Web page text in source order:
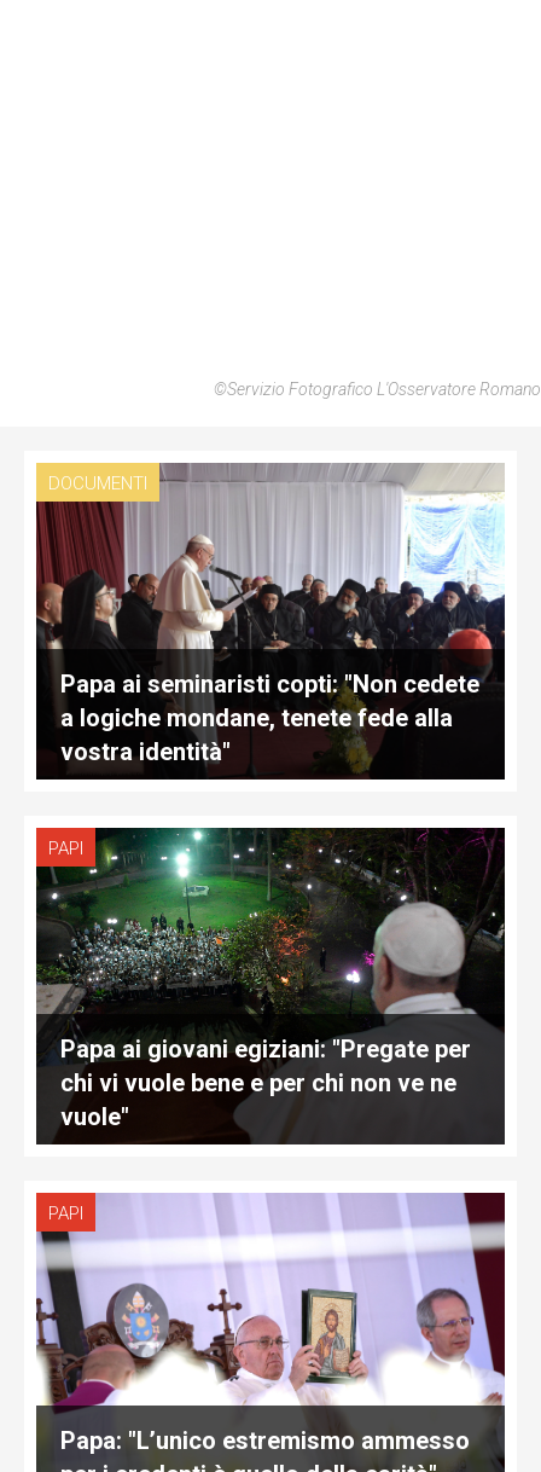
©Servizio Fotografico L'Osservatore Romano
DOCUMENTI
Papa ai seminaristi copti: "Non cedete
a logiche mondane, tenete fede alla
vostra identità"
PAPI
Papa ai giovani egiziani: "Pregate per
chi vi vuole bene e per chi non ve ne
vuole"
PAPI
Papa: "L’unico estremismo ammesso